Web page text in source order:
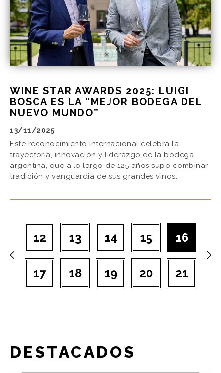
WINE STAR AWARDS 2025: LUIGI
BOSCA ES LA “MEJOR BODEGA DEL
NUEVO MUNDO”
13/11/2025
Este reconocimiento internacional celebra la
trayectoria, innovación y liderazgo de la bodega
argentina, que a lo largo de 125 años supo combinar
tradición y vanguardia de sus grandes vinos.
12 13 14 15 16
17 18 19 20 21
DESTACADOS